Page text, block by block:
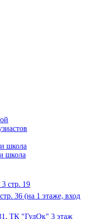
школа
школа
стр. 19
36 (на 1 этаже, вход
ТК "ГудОк" 3 этаж